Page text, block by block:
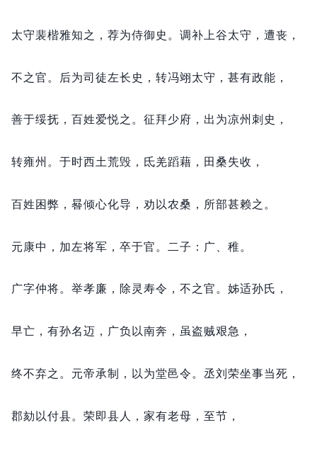
太守裴楷雅知之， 荐为侍御史。 调补上谷太守， 遭丧，
不之官。 后为司徒左长史， 转冯翊太守， 甚有政能，
善于绥抚， 百姓爱悦之。 征拜少府， 出为凉州刺史，
转雍州。 于时西土荒毁， 氐羌蹈藉， 田桑失收，
百姓困弊， 晷倾心化导， 劝以农桑， 所部甚赖之。
元康中， 加左将军， 卒于官。 二子： 广、稚。
广字仲将。 举孝廉， 除灵寿令， 不之官。 姊适孙氏，
早亡， 有孙名迈， 广负以南奔， 虽盗贼艰急，
终不弃之。 元帝承制， 以为堂邑令。 丞刘荣坐事当死，
郡劾以付县。 荣即县人， 家有老母， 至节，